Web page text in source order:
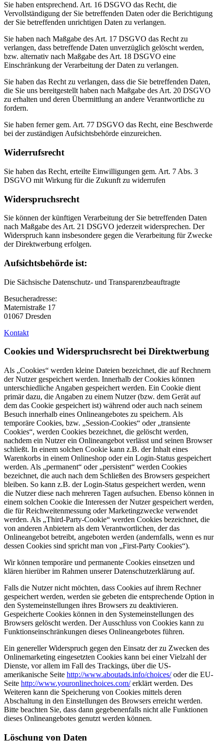
Sie haben entsprechend. Art. 16 DSGVO das Recht, die
Vervollständigung der Sie betreffenden Daten oder die Berichtigung
der Sie betreffenden unrichtigen Daten zu verlangen.
Sie haben nach Maßgabe des Art. 17 DSGVO das Recht zu
verlangen, dass betreffende Daten unverzüglich gelöscht werden,
bzw. alternativ nach Maßgabe des Art. 18 DSGVO eine
Einschränkung der Verarbeitung der Daten zu verlangen.
Sie haben das Recht zu verlangen, dass die Sie betreffenden Daten,
die Sie uns bereitgestellt haben nach Maßgabe des Art. 20 DSGVO
zu erhalten und deren Übermittlung an andere Verantwortliche zu
fordern.
Sie haben ferner gem. Art. 77 DSGVO das Recht, eine Beschwerde
bei der zuständigen Aufsichtsbehörde einzureichen.
Widerrufsrecht
Sie haben das Recht, erteilte Einwilligungen gem. Art. 7 Abs. 3
DSGVO mit Wirkung für die Zukunft zu widerrufen
Widerspruchsrecht
Sie können der künftigen Verarbeitung der Sie betreffenden Daten
nach Maßgabe des Art. 21 DSGVO jederzeit widersprechen. Der
Widerspruch kann insbesondere gegen die Verarbeitung für Zwecke
der Direktwerbung erfolgen.
Aufsichtsbehörde ist:
Die Sächsische Datenschutz- und Transparenzbeauftragte
Besucheradresse:
Maternistraße 17
01067 Dresden
Kontakt
Cookies und Widerspruchsrecht bei Direktwerbung
Als „Cookies“ werden kleine Dateien bezeichnet, die auf Rechnern
der Nutzer gespeichert werden. Innerhalb der Cookies können
unterschiedliche Angaben gespeichert werden. Ein Cookie dient
primär dazu, die Angaben zu einem Nutzer (bzw. dem Gerät auf
dem das Cookie gespeichert ist) während oder auch nach seinem
Besuch innerhalb eines Onlineangebotes zu speichern. Als
temporäre Cookies, bzw. „Session-Cookies“ oder „transiente
Cookies“, werden Cookies bezeichnet, die gelöscht werden,
nachdem ein Nutzer ein Onlineangebot verlässt und seinen Browser
schließt. In einem solchen Cookie kann z.B. der Inhalt eines
Warenkorbs in einem Onlineshop oder ein Login-Status gespeichert
werden. Als „permanent“ oder „persistent“ werden Cookies
bezeichnet, die auch nach dem Schließen des Browsers gespeichert
bleiben. So kann z.B. der Login-Status gespeichert werden, wenn
die Nutzer diese nach mehreren Tagen aufsuchen. Ebenso können in
einem solchen Cookie die Interessen der Nutzer gespeichert werden,
die für Reichweitenmessung oder Marketingzwecke verwendet
werden. Als „Third-Party-Cookie“ werden Cookies bezeichnet, die
von anderen Anbietern als dem Verantwortlichen, der das
Onlineangebot betreibt, angeboten werden (andernfalls, wenn es nur
dessen Cookies sind spricht man von „First-Party Cookies“).
Wir können temporäre und permanente Cookies einsetzen und
klären hierüber im Rahmen unserer Datenschutzerklärung auf.
Falls die Nutzer nicht möchten, dass Cookies auf ihrem Rechner
gespeichert werden, werden sie gebeten die entsprechende Option in
den Systemeinstellungen ihres Browsers zu deaktivieren.
Gespeicherte Cookies können in den Systemeinstellungen des
Browsers gelöscht werden. Der Ausschluss von Cookies kann zu
Funktionseinschränkungen dieses Onlineangebotes führen.
Ein genereller Widerspruch gegen den Einsatz der zu Zwecken des
Onlinemarketing eingesetzten Cookies kann bei einer Vielzahl der
Dienste, vor allem im Fall des Trackings, über die US-
amerikanische Seite http://www.aboutads.info/choices/oder die EU-
Seite http://www.youronlinechoices.com/erklärt werden. Des
Weiteren kann die Speicherung von Cookies mittels deren
Abschaltung in den Einstellungen des Browsers erreicht werden.
Bitte beachten Sie, dass dann gegebenenfalls nicht alle Funktionen
dieses Onlineangebotes genutzt werden können.
Löschung von Daten